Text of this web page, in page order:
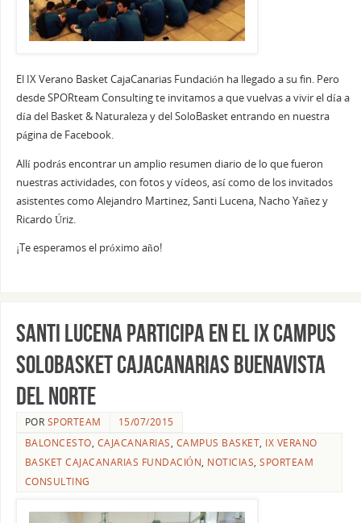
El IX Verano Basket CajaCanarias Fundación ha llegado a su fin. Pero
desde SPORteam Consulting te invitamos a que vuelvas a vivir el día a
día del Basket & Naturaleza y del SoloBasket entrando en nuestra
página de Facebook.
Allí podrás encontrar un amplio resumen diario de lo que fueron
nuestras actividades, con fotos y vídeos, así como de los invitados
asistentes como Alejandro Martinez, Santi Lucena, Nacho Yañez y
Ricardo Úriz.
¡Te esperamos el próximo año!
Santi Lucena participa en el IX Campus
SoloBasket CajaCanarias Buenavista
del Norte
POR SPORTEAM
15/07/2015
BALONCESTO, CAJACANARIAS, CAMPUS BASKET, IX VERANO
BASKET CAJACANARIAS FUNDACIÓN, NOTICIAS,SPORTEAM
CONSULTING